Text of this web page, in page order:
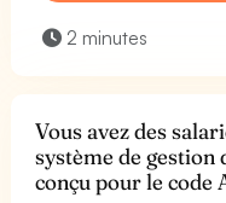
2 minutes
Vous avez des
système de gestion
conçu pour le code